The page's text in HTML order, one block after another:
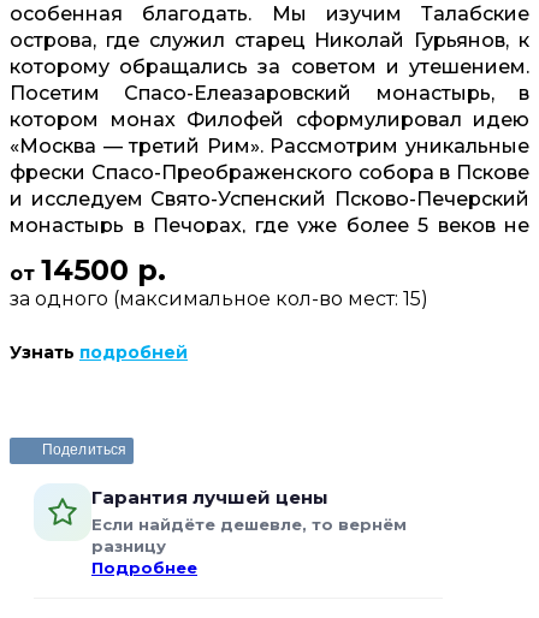
особенная благодать. Мы изучим Талабские
острова, где служил старец Николай Гурьянов, к
которому обращались за советом и утешением.
Посетим Спасо-Елеазаровский монастырь, в
котором монах Филофей сформулировал идею
«Москва — третий Рим». Рассмотрим уникальные
фрески Спасо-Преображенского собора в Пскове
и исследуем Свято-Успенский Псково-Печерский
монастырь в Печорах, где уже более 5 веков не
налюбуемся словно сошедшими с картин
классическими русскими пейзажами.
от 14500 р.
за одного (максимальное кол-во мест: 15)
Узнать подробней
Поделиться
Гарантия лучшей цены
Если найдёте дешевле, то вернём
разницу
Подробнее